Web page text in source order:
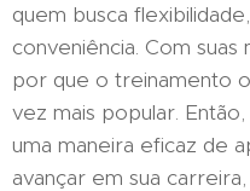
quem busca
conveniência. Com
por que o treinamento
vez mais popular.
uma maneira eficaz de
avançar em sua